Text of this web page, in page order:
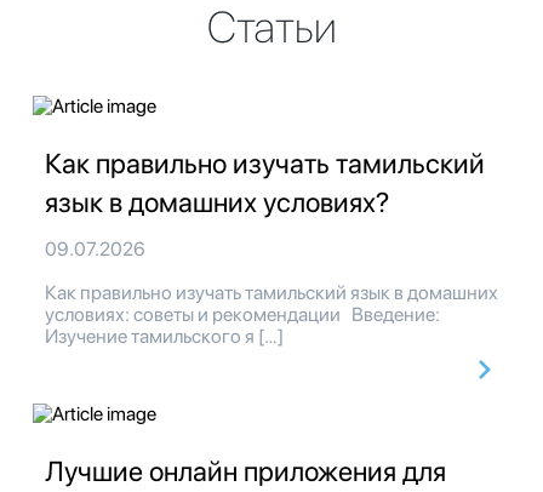
Статьи
Как правильно изучать тамильский
язык в домашних условиях?
09.07.2026
Как правильно изучать тамильский язык в домашних
условиях: советы и рекомендации Введение:
Изучение тамильского я […]
Лучшие онлайн приложения для